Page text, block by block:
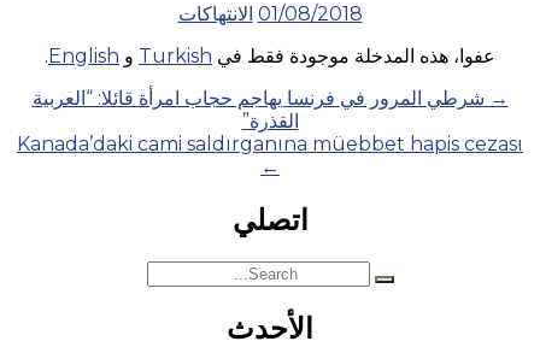
01/08/2018 الانتهاكات
عفوا، هذه المدخلة موجودة فقط في Turkish و English
.
Posts
navigation
→ شرطي المرور في فرنسا يهاجم حجاب امرأة قائلا: “العربية
القذرة”
Kanada’daki cami saldırganına müebbet hapis cezası
←
اتصلي
Search
for:
الأحدث